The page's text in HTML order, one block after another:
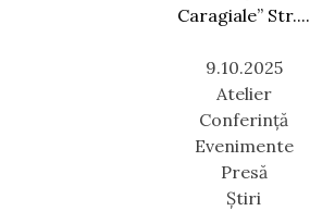
Caragiale” Str....
9.10.2025
Atelier
Conferință
Evenimente
Presă
Știri